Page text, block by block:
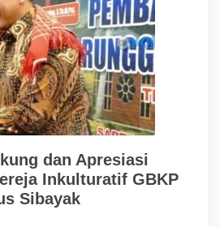
dan Apresiasi
Inkulturatif GBKP
Sibayak